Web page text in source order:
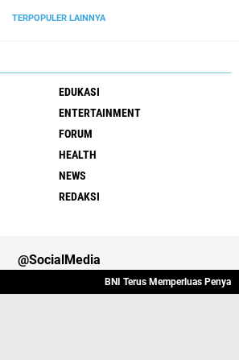
TERPOPULER LAINNYA
EDUKASI
ENTERTAINMENT
FORUM
HEALTH
NEWS
REDAKSI
@SocialMedia
BNI Terus Memperluas